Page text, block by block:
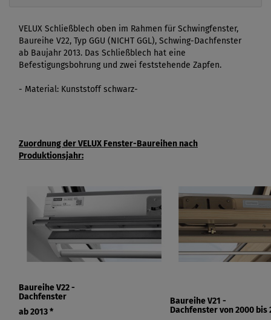
VELUX Schließblech oben im Rahmen für Schwingfenster,
Baureihe V22, Typ GGU (NICHT GGL), Schwing-Dachfenster
ab Baujahr 2013. Das Schließblech hat eine
Befestigungsbohrung und zwei feststehende Zapfen.
- Material: Kunststoff schwarz-
Zuordnung der VELUX Fenster-Baureihen nach
Produktionsjahr:
Baureihe V22 -
Dachfenster
ab 2013*
Baureihe V21 -
Dachfenster von2000 bis